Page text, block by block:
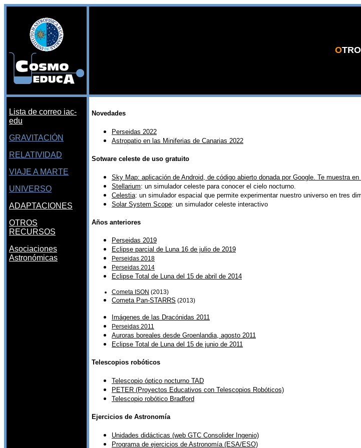
O
Lista de correo iac-
edu
GRAVITACIÓN
RELATIVIDAD
VIAJE A MARTE
UNIVERSO
ADAPTACIONES
OTROS
RECURSOS
Asociaciones
Astronómicas
Novedades
Perseidas 2022
Astropatio en las Miniferias de Canarias 2022
Sotware celeste de uso gratuito
Sky Map: aplicación de Android, de código abierto donada por Google. Te muestra
Stellarium: un simulador celeste para conocer el cielo nocturno.
Celestia: un simulador espacial que permite experimentar nuestro universo en tres
Solar System Scope: un simulador celeste interactivo
Años anteriores
Perseidas 2019
Eclipse parcial de Luna 16 de julio de 2019
Perseidas 2018
Perseidas 2014
Eclipse Total de Luna del 15 de abril de 2014
Cometa ISON (2013)
Cometa Pan-STARRS (2013)
Imágenes de las Dracónidas 2011
Perseidas 2011
Auroras boreales desde Groenlandia, agosto 2011
Eclipse Total de Luna del 15 de junio de 2011
Telescopios robóticos
Telescopio óptico nocturno TAD
PETER (Proyectos Educativos con Telescopios Robóticos)
Telescopio robótico Bradford
Ejercicios de Astronomía
Unidades didácticas (web GTC Consolider Ingenio)
Programa de ejercicios de Astronomía (ESA/ESO)